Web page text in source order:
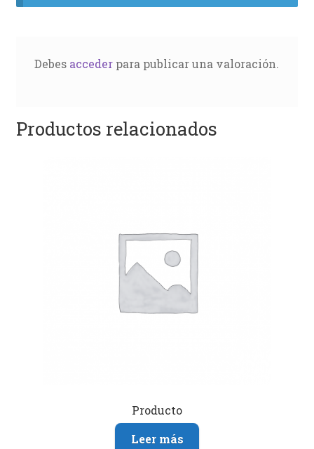
Debes accederpara publicar una valoración.
Productos relacionados
Producto
Leer más